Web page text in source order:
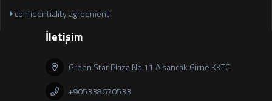
confidentiality agreement
İletişim
Green Star Plaza No:11 Alsancak Girne KKTC
+905338670533